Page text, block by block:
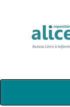
Skip